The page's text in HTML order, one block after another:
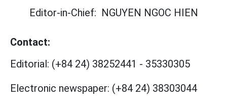
Editor-in-Chief: NGUYEN NGOC HIEN
Contact:
Editorial: (+84 24) 38252441 - 35330305
Electronic newspaper: (+84 24) 38303044